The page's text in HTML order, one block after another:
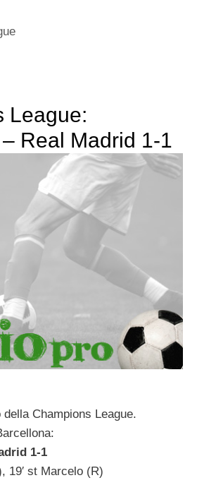
League:
Real Madrid 1-1
Champions League.
1-1
19′ st Marcelo (R)